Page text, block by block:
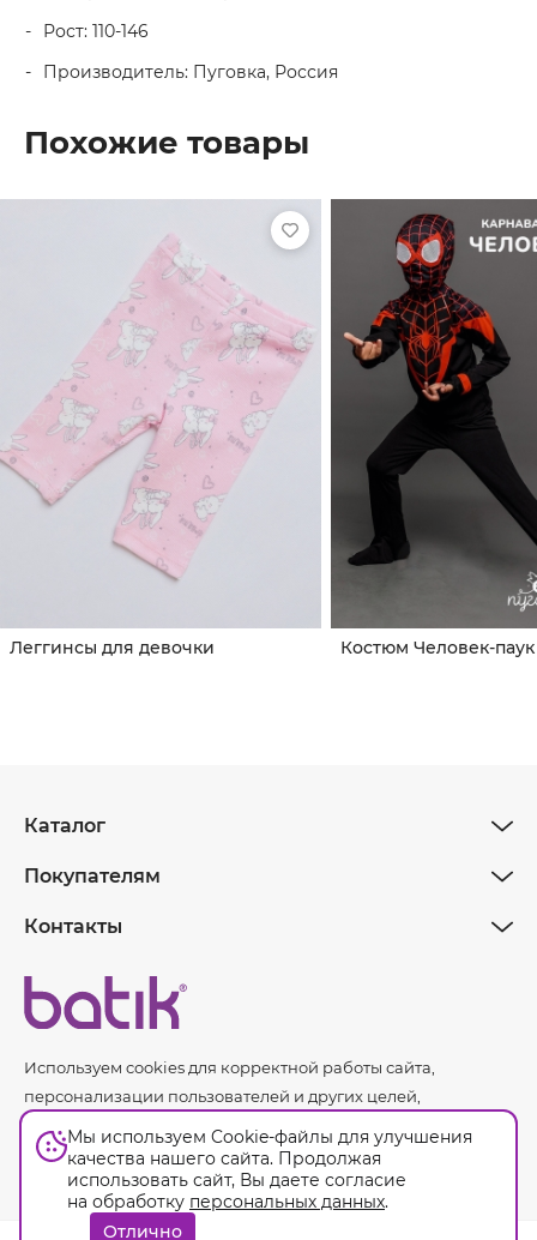
Рост: 110-146
Производитель: Пуговка, Россия
Похожие товары
Леггинсы для девочки Костюм Человек-паук
Используем cookies для корректной работы сайта,
персонализации пользователей и других целей,
данных.
Каталог
Покупателям
Контакты
Оферта
Мы используем Cookie-файлы для улучшения
качества нашего сайта. Продолжая
использовать сайт, Вы даете согласие
на обработку персональных данных.
Отлично